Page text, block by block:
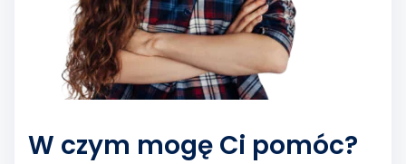
W czym mogę Ci pomóc?